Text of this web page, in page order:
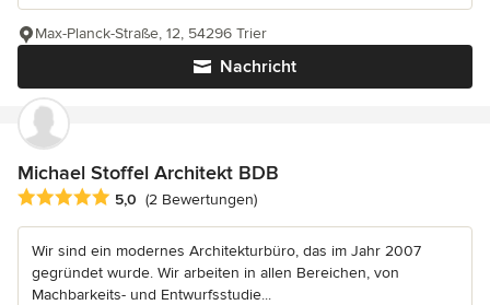
Nachricht
Max-Planck-Straße, 12, 54296 Trier
Michael Stoffel Architekt BDB
Durchschnittliche Bewertung: 5 von 5 Sternen
5,0 (2 Bewertungen)
Wir sind ein modernes Architekturbüro, das im Jahr 2007
gegründet wurde. Wir arbeiten in allen Bereichen, von
Machbarkeits- und Entwurfsstudie...